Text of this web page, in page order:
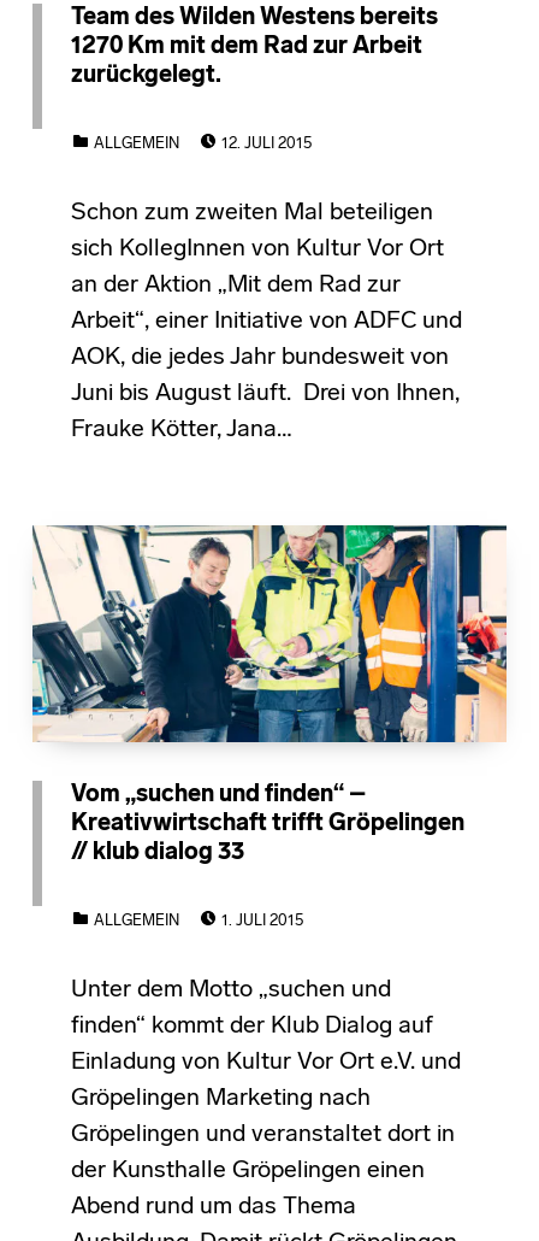
Team des Wilden Westens bereits
1270 Km mit dem Rad zur Arbeit
zurückgelegt.
ALLGEMEIN
12. JULI 2015
Schon zum zweiten Mal beteiligen
sich KollegInnen von Kultur Vor Ort
an der Aktion „Mit dem Rad zur
Arbeit“, einer Initiative von ADFC und
AOK, die jedes Jahr bundesweit von
Juni bis August läuft. Drei von Ihnen,
Frauke Kötter, Jana…
Vom „suchen und finden“ –
Kreativwirtschaft trifft Gröpelingen
// klub dialog 33
ALLGEMEIN
1. JULI 2015
Unter dem Motto „suchen und
finden“ kommt der Klub Dialog auf
Einladung von Kultur Vor Ort e.V. und
Gröpelingen Marketing nach
Gröpelingen und veranstaltet dort in
der Kunsthalle Gröpelingen einen
Abend rund um das Thema